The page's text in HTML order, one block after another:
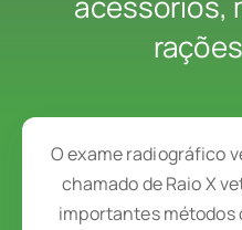
O exame radiográfico
chamado de Raio X
importantes métodos